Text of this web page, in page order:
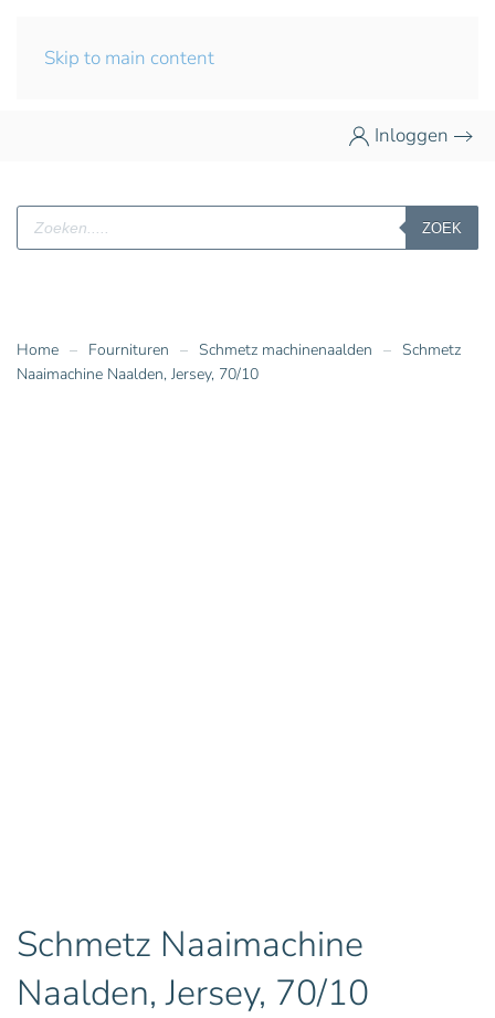
Skip to main content
Inloggen
Producten
zoeken
ZOEK
Home Fournituren Schmetz machinenaalden
Schmetz
Naaimachine Naalden, Jersey, 70/10
Schmetz Naaimachine
Naalden, Jersey, 70/10